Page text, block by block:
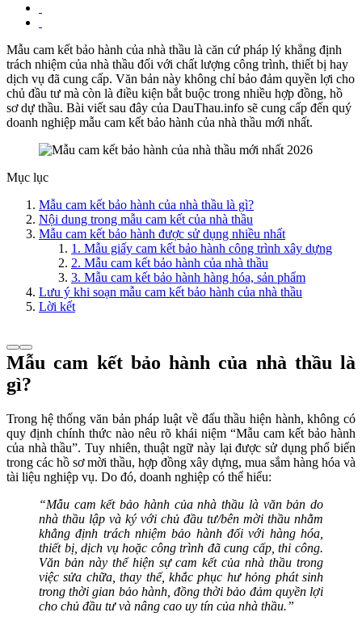
Mẫu cam kết bảo hành của nhà thầu là căn cứ pháp lý khẳng định
trách nhiệm của nhà thầu đối với chất lượng công trình, thiết bị hay
dịch vụ đã cung cấp. Văn bản này không chỉ bảo đảm quyền lợi cho
chủ đầu tư mà còn là điều kiện bắt buộc trong nhiều hợp đồng, hồ
sơ dự thầu. Bài viết sau đây của DauThau.info sẽ cung cấp đến quý
doanh nghiệp mẫu cam kết bảo hành của nhà thầu mới nhất.
Mục lục
Mẫu cam kết bảo hành của nhà thầu là gì?
Nội dung trong mẫu cam kết của nhà thầu
Mẫu cam kết bảo hành được sử dụng nhiều nhất
1. Mẫu giấy cam kết bảo hành công trình xây dựng
2. Mẫu cam kết bảo hành của nhà thầu
3. Mẫu cam kết bảo hành hàng hóa, sản phẩm
Lưu ý khi soạn mẫu cam kết bảo hành của nhà thầu
Lời kết
Mẫu cam kết bảo hành của nhà thầu là
gì?
Trong hệ thống văn bản pháp luật về đấu thầu hiện hành, không có
quy định chính thức nào nêu rõ khái niệm “Mẫu cam kết bảo hành
của nhà thầu”. Tuy nhiên, thuật ngữ này lại được sử dụng phổ biến
trong các hồ sơ mời thầu, hợp đồng xây dựng, mua sắm hàng hóa và
tài liệu nghiệp vụ. Do đó, doanh nghiệp có thể hiểu:
“Mẫu cam kết bảo hành của nhà thầu là văn bản do
nhà thầu lập và ký với chủ đầu tư/bên mời thầu nhằm
khẳng định trách nhiệm bảo hành đối với hàng hóa,
thiết bị, dịch vụ hoặc công trình đã cung cấp, thi công.
Văn bản này thể hiện sự cam kết của nhà thầu trong
việc sửa chữa, thay thế, khắc phục hư hỏng phát sinh
trong thời gian bảo hành, đồng thời bảo đảm quyền lợi
cho chủ đầu tư và nâng cao uy tín của nhà thầu.”